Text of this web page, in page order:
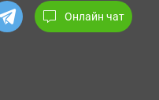
Онлайн чат